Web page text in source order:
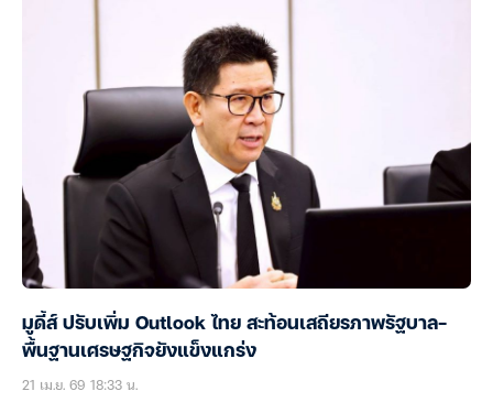
มูดี้ส์ ปรับเพิ่ม Outlook ไทย สะท้อนเสถียรภาพรัฐบาล-
พื้นฐานเศรษฐกิจยังแข็งแกร่ง
21 เม.ย. 69 18:33 น.